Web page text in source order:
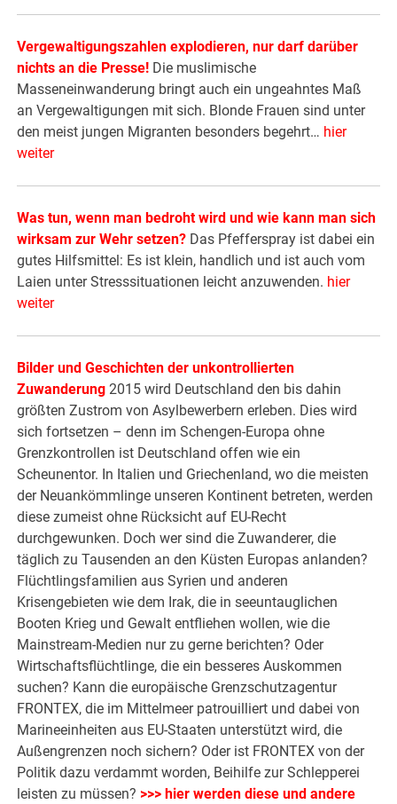
Vergewaltigungszahlen explodieren, nur darf darüber
nichts an die Presse! Die muslimische
Masseneinwanderung bringt auch ein ungeahntes Maß
an Vergewaltigungen mit sich. Blonde Frauen sind unter
den meist jungen Migranten besonders begehrt… hier
weiter
Was tun, wenn man bedroht wird und wie kann man sich
wirksam zur Wehr setzen? Das Pfefferspray ist dabei ein
gutes Hilfsmittel: Es ist klein, handlich und ist auch vom
Laien unter Stresssituationen leicht anzuwenden. hier
weiter
Bilder und Geschichten der unkontrollierten
Zuwanderung 2015 wird Deutschland den bis dahin
größten Zustrom von Asylbewerbern erleben. Dies wird
sich fortsetzen – denn im Schengen-Europa ohne
Grenzkontrollen ist Deutschland offen wie ein
Scheunentor. In Italien und Griechenland, wo die meisten
der Neuankömmlinge unseren Kontinent betreten, werden
diese zumeist ohne Rücksicht auf EU-Recht
durchgewunken. Doch wer sind die Zuwanderer, die
täglich zu Tausenden an den Küsten Europas anlanden?
Flüchtlingsfamilien aus Syrien und anderen
Krisengebieten wie dem Irak, die in seeuntauglichen
Booten Krieg und Gewalt entfliehen wollen, wie die
Mainstream-Medien nur zu gerne berichten? Oder
Wirtschaftsflüchtlinge, die ein besseres Auskommen
suchen? Kann die europäische Grenzschutzagentur
FRONTEX, die im Mittelmeer patrouilliert und dabei von
Marineeinheiten aus EU-Staaten unterstützt wird, die
Außengrenzen noch sichern? Oder ist FRONTEX von der
Politik dazu verdammt worden, Beihilfe zur Schlepperei
leisten zu müssen? >>> hier werden diese und andere